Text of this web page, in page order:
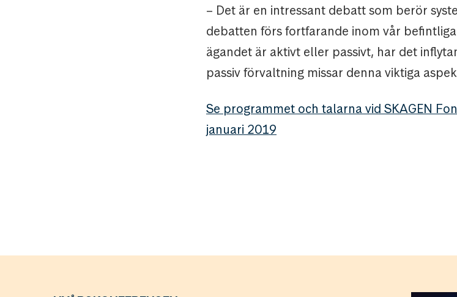
– Det är en intressant debatt som berör
debatten förs fortfarande inom vår
ägandet är aktivt eller passivt, har det
passiv förvaltning missar denna viktiga
Se programmet och talarna vid SKAGEN
januari 2019